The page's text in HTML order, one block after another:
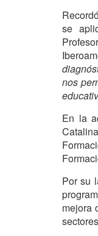
se
nos
En la
Por su
mejora